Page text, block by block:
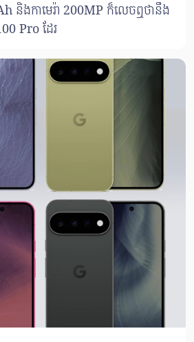
និងកាមេរ៉ា 200MP ក៏លេចឮថានឹង
Pro ដែរ